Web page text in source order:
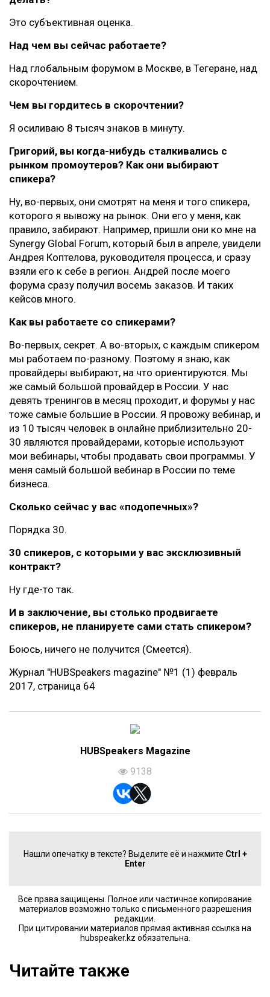
Это субъективная оценка.
Над чем вы сейчас работаете?
Над глобальным форумом в Москве, в Тегеране, над
скорочтением.
Чем вы гордитесь в скорочтении?
Я осиливаю 8 тысяч знаков в минуту.
Григорий, вы когда-нибудь сталкивались с
рынком промоутеров? Как они выбирают
спикера?
Ну, во-первых, они смотрят на меня и того спикера,
которого я вывожу на рынок. Они его у меня, как
правило, забирают. Например, пришли они ко мне на
Synergy Global Forum, который был в апреле, увидели
Андрея Коптелова, руководителя процесса, и сразу
взяли его к себе в регион. Андрей после моего
форума сразу получил восемь заказов. И таких
кейсов много.
Как вы работаете со спикерами?
Во-первых, секрет. А во-вторых, с каждым спикером
мы работаем по-разному. Поэтому я знаю, как
провайдеры выбирают, на что ориентируются. Мы
же самый большой провайдер в России. У нас
девять тренингов в месяц проходит, и форумы у нас
тоже самые большие в России. Я провожу вебинар, и
из 10 тысяч человек в онлайне приблизительно 20-
30 являются провайдерами, которые используют
мои вебинары, чтобы продавать свои программы. У
меня самый большой вебинар в России по теме
бизнеса.
Сколько сейчас у вас «подопечных»?
Порядка 30.
30 спикеров, с которыми у вас эксклюзивный
контракт?
Ну где-то так.
И в заключение, вы столько продвигаете
спикеров, не планируете сами стать спикером?
Боюсь, ничего не получится (Смеется).
Журнал "HUBSpeakers magazine" №1 (1) февраль
2017, страница 64
HUBSpeakers Magazine
9138
Нашли опечатку в тексте? Выделите её и нажмите Ctrl +
Enter
Все права защищены. Полное или частичное копирование
материалов возможно только с письменного разрешения
редакции.
При цитировании материалов прямая активная ссылка на
hubspeaker.kz обязательна.
Читайте также